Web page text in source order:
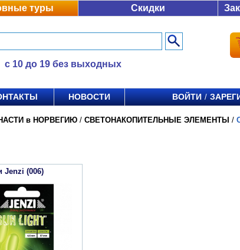
туры Скидки
с 10 до 19 без выходных
НОВОСТИ ВОЙТИ /
в НОРВЕГИЮ / СВЕТОНАКОПИТЕЛЬНЫЕ ЭЛЕМЕНТЫ /
Jenzi (006)